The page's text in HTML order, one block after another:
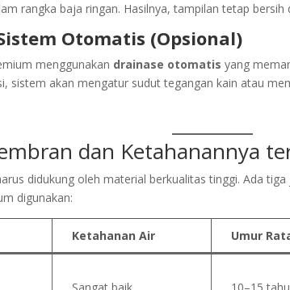
rangka baja ringan. Hasilnya, tampilan tetap
Otomatis (Opsional)
menggunakan drainase otomatis yang
sistem akan mengatur sudut tegangan kain atau
dan Ketahanannya
didukung oleh material berkualitas tinggi. Ada
digunakan:
Ketahanan Air Umur